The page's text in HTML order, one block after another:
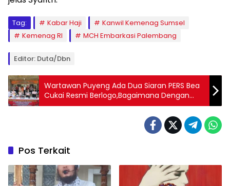
Tag: Kabar Haji
Kanwil Kemenag Sumsel
Kemenag RI
MCH Embarkasi Palembang
Editor: Duta/Dbn
Wartawan Puyeng Ada Dua Siaran PERS Bea
Cukai Resmi Berlogo,Bagaimana Dengan
Polda Bali
Pos Terkait